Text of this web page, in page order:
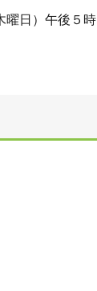
日）午後５